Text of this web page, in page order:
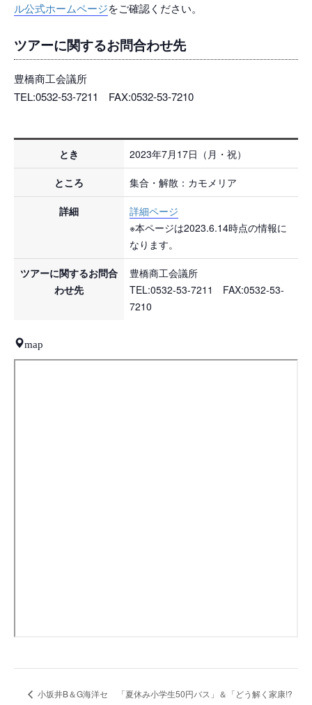
ル公式ホームページをご確認ください。
ツアーに関するお問合わせ先
豊橋商工会議所
TEL:0532-53-7211 FAX:0532-53-7210
とき 2023年7月17日（月・祝）
ところ 集合・解散：カモメリア
詳細
詳細ページ
※本ページは2023.6.14時点の情報に
なります。
ツアーに関するお問合
わせ先
豊橋商工会議所
TEL:0532-53-7211 FAX:0532-53-
7210
map
小坂井B＆G海洋セ 「夏休み小学生50円バス」＆「どう解く家康!?